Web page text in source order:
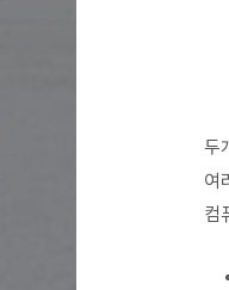
두
여
컴